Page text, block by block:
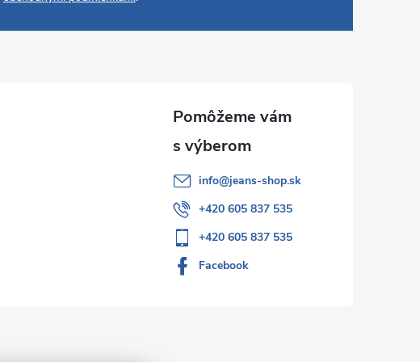
info@jeans-shop.sk
+420 605 837 535
+420 605 837 535
Facebook